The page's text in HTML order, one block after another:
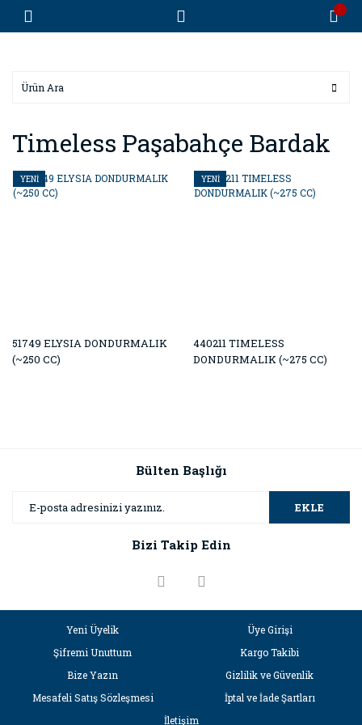
Timeless Paşabahçe Bardak
YENİ
51749 ELYSIA DONDURMALIK
(~250 CC)
YENİ
440211 TIMELESS
DONDURMALIK (~275 CC)
Bülten Başlığı
EKLE
Bizi Takip Edin
Yeni Üyelik
Üye Girişi
Şifremi Unuttum
Kargo Takibi
Bize Yazın
Gizlilik ve Güvenlik
Mesafeli Satış Sözleşmesi
İptal ve İade Şartları
İletişim